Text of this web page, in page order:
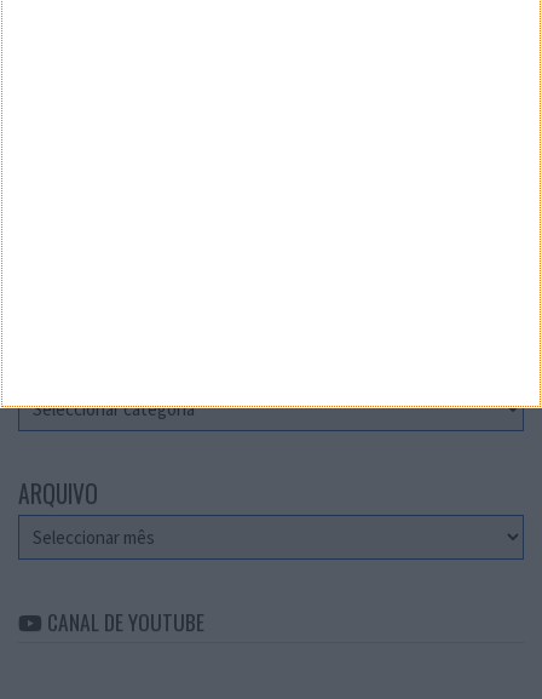
ARQUIVO
Arquivo
CANAL DE YOUTUBE